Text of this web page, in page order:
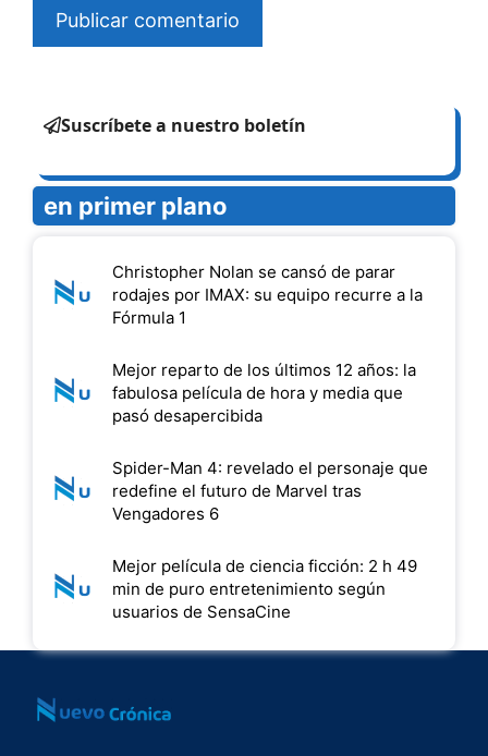
Suscríbete a nuestro boletín
en primer plano
Christopher Nolan se cansó de parar
rodajes por IMAX: su equipo recurre a la
Fórmula 1
Mejor reparto de los últimos 12 años: la
fabulosa película de hora y media que
pasó desapercibida
Spider-Man 4: revelado el personaje que
redefine el futuro de Marvel tras
Vengadores 6
Mejor película de ciencia ficción: 2 h 49
min de puro entretenimiento según
usuarios de SensaCine